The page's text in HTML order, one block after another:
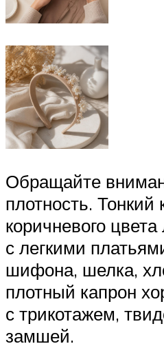
Обращайте
плотность. Тонкий
коричневого
с легкими
шифона, шелка,
плотный капрон
с трикотажем,
замшей.